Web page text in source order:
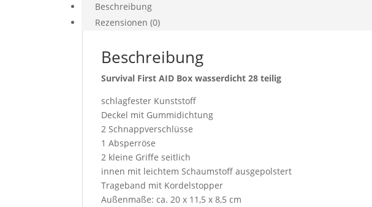
Beschreibung
Rezensionen (0)
Beschreibung
Survival First AID Box wasserdicht 28 teilig
schlagfester Kunststoff
Deckel mit Gummidichtung
2 Schnappverschlüsse
1 Absperröse
2 kleine Griffe seitlich
innen mit leichtem Schaumstoff ausgepolstert
Trageband mit Kordelstopper
Außenmaße: ca. 20 x 11,5 x 8,5 cm